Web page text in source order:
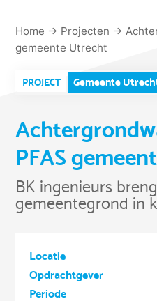
Home → Projecten →
gemeente Utrecht
PROJECT Gemeente
PFAS
BK ingenieurs
gemeentegrond in
Locatie
Opdrachtgever
Periode